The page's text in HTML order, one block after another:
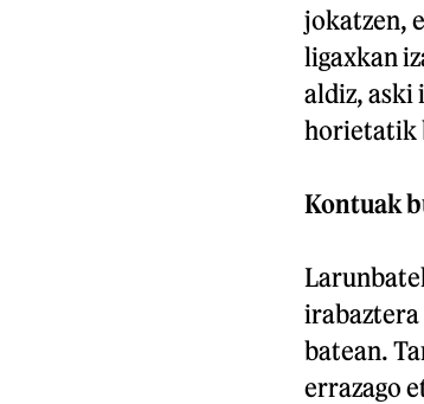
jokatzen,
ligaxkan
aldiz, aski
horietatik
Kontuak
irabaztera
batean.
errazago